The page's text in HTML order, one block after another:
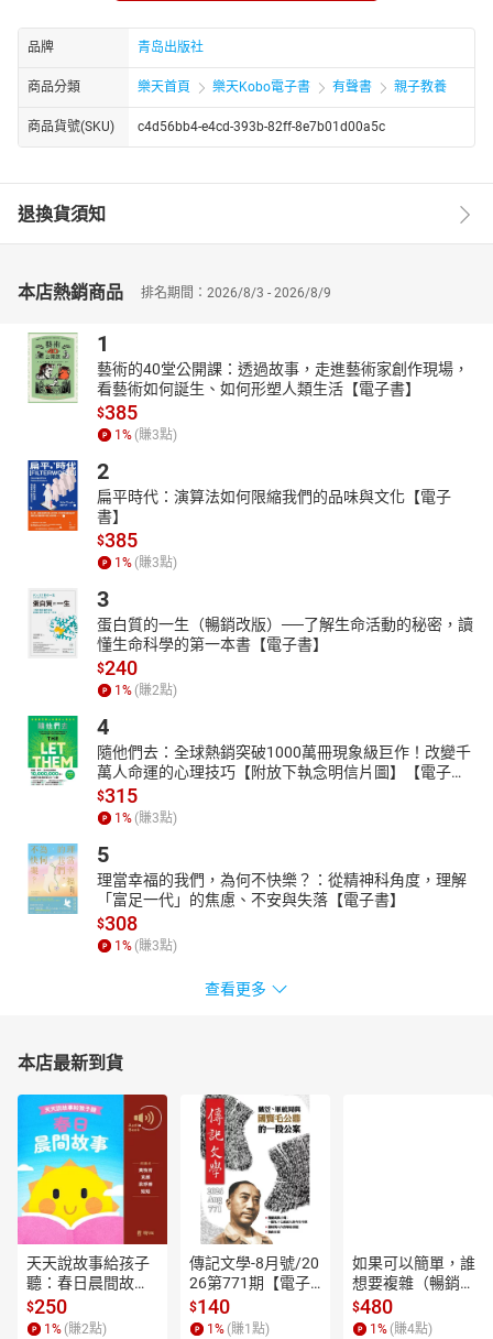
桃子姐姐
品牌 青岛出版社
商品分類 樂天首頁 樂天Kobo電子書 有聲書 親子教養
商品貨號(SKU) c4d56bb4-e4cd-393b-82ff-8e7b01d00a5c
退換貨須知
本店熱銷商品 排名期間：2026/8/3 - 2026/8/9
1
藝術的40堂公開課：透過故事，走進藝術家創作現場，
看藝術如何誕生、如何形塑人類生活【電子書】
$385
1 % (賺3點)
2
扁平時代：演算法如何限縮我們的品味與文化【電子
書】
$385
1 % (賺3點)
3
蛋白質的一生（暢銷改版）──了解生命活動的秘密，讀
懂生命科學的第一本書【電子書】
$240
1 % (賺2點)
4
隨他們去：全球熱銷突破1000萬冊現象級巨作！改變千
萬人命運的心理技巧【附放下執念明信片圖】【電子
書】
$315
1 % (賺3點)
5
理當幸福的我們，為何不快樂？：從精神科角度，理解
「富足一代」的焦慮、不安與失落【電子書】
$308
1 % (賺3點)
查看更多
本店最新到貨
天天說故事給孩子
聽：春日晨間故事
【有聲書】
$250
1 % (賺2點)
傳記文學-8月號/20
26第771期【電子
書】
$140
1 % (賺1 點)
如果可以簡單，誰
想要複雜（暢銷經
典新編版）【電子
書】
$480
1 % (賺4點)